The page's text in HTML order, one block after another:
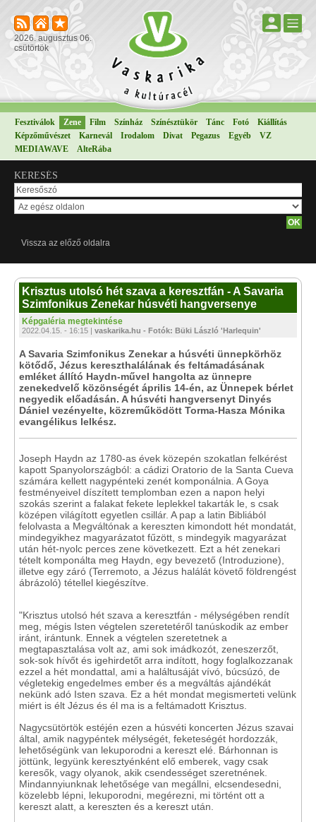
2026. augusztus 06.
csütörtök
Fesztiválok Zene Film Színház Színésztükör Tánc Fotó
Kiállítás
Képzőművészet
Karnevál Irodalom Divat Pegazus Egyéb
VZ
MEDIAWAVE
AlteRába
KERESÉS
Vissza az előző oldalra
Krisztus utolsó hét szava a keresztfán - A Savaria
Szimfonikus Zenekar húsvéti hangversenye
Képgaléria megtekintése
2022.04.15. - 16:15 | vaskarika.hu - Fotók: Büki László 'Harlequin'
A Savaria Szimfonikus Zenekar a húsvéti ünnepkörhöz
kötődő, Jézus kereszthalálának és feltámadásának
emléket állító Haydn-művel hangolta az ünnepre
zenekedvelő közönségét április 14-én, az Ünnepek bérlet
negyedik előadásán. A húsvéti hangversenyt Dinyés
Dániel vezényelte, közreműködött Torma-Hasza Mónika
evangélikus lelkész.
Joseph Haydn az 1780-as évek közepén szokatlan felkérést
kapott Spanyolországból: a cádizi Oratorio de la Santa Cueva
számára kellett nagypénteki zenét komponálnia. A Goya
festményeivel díszített templomban ezen a napon helyi
szokás szerint a falakat fekete leplekkel takarták le, s csak
középen világított egyetlen csillár. A pap a latin Bibliából
felolvasta a Megváltónak a kereszten kimondott hét mondatát,
mindegyikhez magyarázatot fűzött, s mindegyik magyarázat
után hét-nyolc perces zene következett. Ezt a hét zenekari
tételt komponálta meg Haydn, egy bevezető (Introduzione),
illetve egy záró (Terremoto, a Jézus halálát követő földrengést
ábrázoló) tétellel kiegészítve.
"Krisztus utolsó hét szava a keresztfán - mélységében rendít
meg, mégis Isten végtelen szeretetéről tanúskodik az ember
iránt, irántunk. Ennek a végtelen szeretetnek a
megtapasztalása volt az, ami sok imádkozót, zeneszerzőt,
sok-sok hívőt és igehirdetőt arra indított, hogy foglalkozzanak
ezzel a hét mondattal, ami a haláltusáját vívó, búcsúzó, de
végletekig engedelmes ember és a megváltás ajándékát
nekünk adó Isten szava. Ez a hét mondat megismerteti velünk
miért is élt Jézus és él ma is a feltámadott Krisztus.
Nagycsütörtök estéjén ezen a húsvéti koncerten Jézus szavai
által, amik nagypéntek mélységét, feketeségét hordozzák,
lehetőségünk van lekuporodni a kereszt elé. Bárhonnan is
jöttünk, legyünk keresztyénként elő emberek, vagy csak
keresők, vagy olyanok, akik csendességet szeretnének.
Mindannyiunknak lehetősége van megállni, elcsendesedni,
közelebb lépni, lekuporodni, megérezni, mi történt ott a
kereszt alatt, a kereszten és a kereszt után.